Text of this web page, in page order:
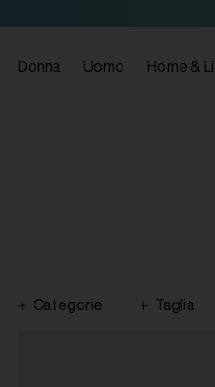
Donna Uomo Home &
Categorie Taglia